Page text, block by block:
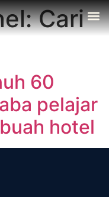
Cari
60
pelajar
hotel